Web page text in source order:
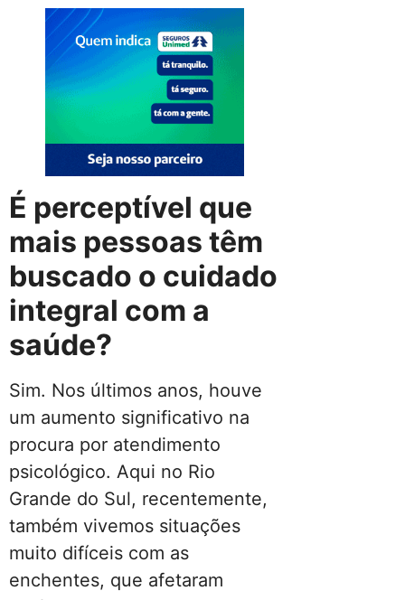
É perceptível que
mais pessoas têm
buscado o cuidado
integral com a
saúde?
Sim. Nos últimos anos, houve
um aumento significativo na
procura por atendimento
psicológico. Aqui no Rio
Grande do Sul, recentemente,
também vivemos situações
muito difíceis com as
enchentes, que afetaram